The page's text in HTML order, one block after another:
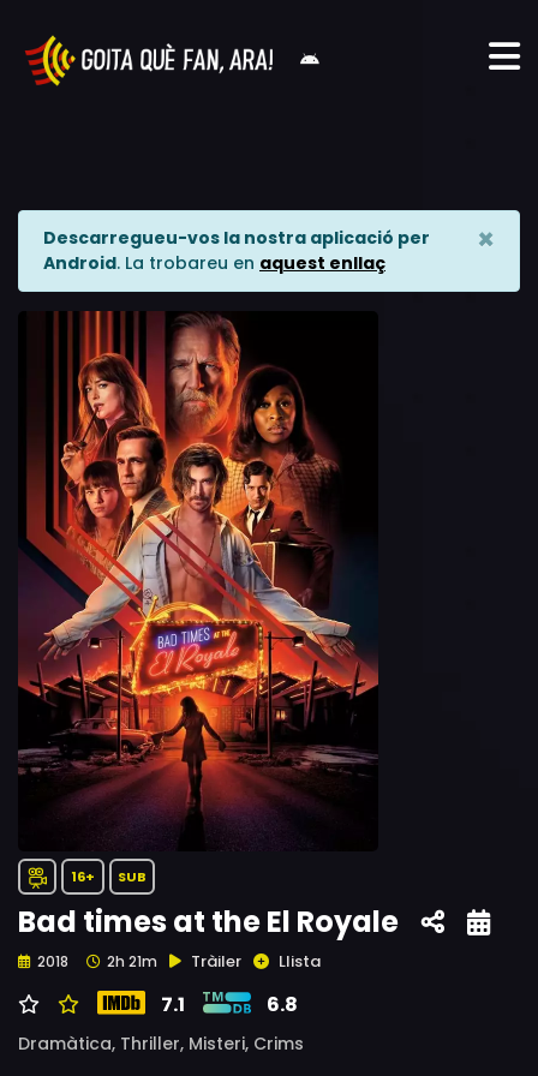
Descarregueu-vos la nostra aplicació per
Android. La trobareu en aquest enllaç
×
16+ SUB
Bad times at the El Royale
2018 2h 21m Tràiler Llista
7.1 6.8
Dramàtica, Thriller, Misteri, Crims